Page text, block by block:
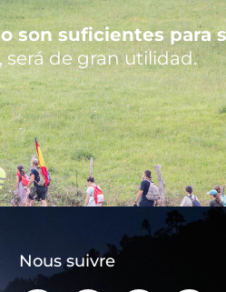
son suficientes para
de gran utilidad.
Nous suivre